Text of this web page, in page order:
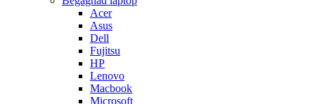
Acer
Asus
Dell
Fujitsu
HP
Lenovo
Macbook
Microsoft